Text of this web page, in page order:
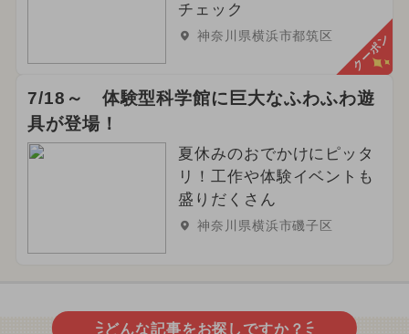
チェック
神奈川県横浜市都筑区 クーポン
7/18～ 体験型科学館に巨大なふわふわ遊
具が登場！
夏休みのおでかけにピッタ
リ！工作や体験イベントも
盛りだくさん
神奈川県横浜市磯子区
どんな記事をお探しですか？